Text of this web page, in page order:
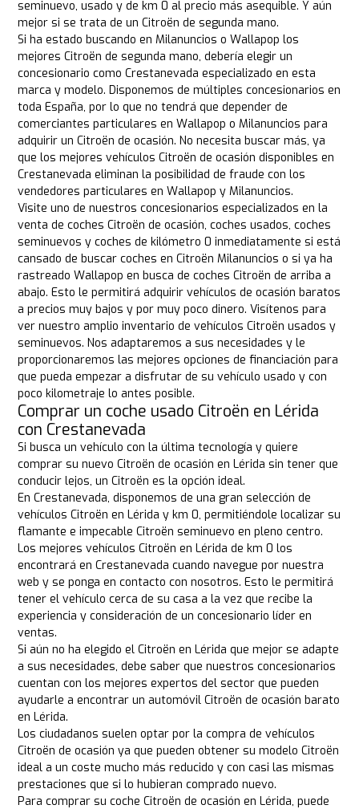
seminuevo, usado y de km 0 al precio más asequible. Y aún
mejor si se trata de un Citroën de segunda mano.
Si ha estado buscando en Milanuncios o Wallapop los
mejores Citroën de segunda mano, debería elegir un
concesionario como Crestanevada especializado en esta
marca y modelo. Disponemos de múltiples concesionarios en
toda España, por lo que no tendrá que depender de
comerciantes particulares en Wallapop o Milanuncios para
adquirir un Citroën de ocasión. No necesita buscar más, ya
que los mejores vehículos Citroën de ocasión disponibles en
Crestanevada eliminan la posibilidad de fraude con los
vendedores particulares en Wallapop y Milanuncios.
Visite uno de nuestros concesionarios especializados en la
venta de coches Citroën de ocasión, coches usados, coches
seminuevos y coches de kilómetro 0 inmediatamente si está
cansado de buscar coches en Citroën Milanuncios o si ya ha
rastreado Wallapop en busca de coches Citroën de arriba a
abajo. Esto le permitirá adquirir vehículos de ocasión baratos
a precios muy bajos y por muy poco dinero. Visítenos para
ver nuestro amplio inventario de vehículos Citroën usados y
seminuevos. Nos adaptaremos a sus necesidades y le
proporcionaremos las mejores opciones de financiación para
que pueda empezar a disfrutar de su vehículo usado y con
poco kilometraje lo antes posible.
Comprar un coche usado Citroën en Lérida
con Crestanevada
Si busca un vehículo con la última tecnología y quiere
comprar su nuevo Citroën de ocasión en Lérida sin tener que
conducir lejos, un Citroën es la opción ideal.
En Crestanevada, disponemos de una gran selección de
vehículos Citroën en Lérida y km 0, permitiéndole localizar su
flamante e impecable Citroën seminuevo en pleno centro.
Los mejores vehículos Citroën en Lérida de km 0 los
encontrará en Crestanevada cuando navegue por nuestra
web y se ponga en contacto con nosotros. Esto le permitirá
tener el vehículo cerca de su casa a la vez que recibe la
experiencia y consideración de un concesionario líder en
ventas.
Si aún no ha elegido el Citroën en Lérida que mejor se adapte
a sus necesidades, debe saber que nuestros concesionarios
cuentan con los mejores expertos del sector que pueden
ayudarle a encontrar un automóvil Citroën de ocasión barato
en Lérida.
Los ciudadanos suelen optar por la compra de vehículos
Citroën de ocasión ya que pueden obtener su modelo Citroën
ideal a un coste mucho más reducido y con casi las mismas
prestaciones que si lo hubieran comprado nuevo.
Para comprar su coche Citroën de ocasión en Lérida, puede